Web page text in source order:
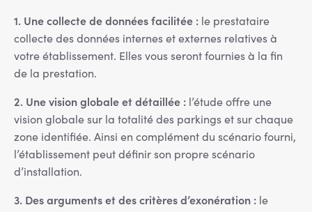
1. Une collecte de données facilitée : le prestataire
collecte des données internes et externes relatives à
votre établissement. Elles vous seront fournies à la fin
de la prestation.
2. Une vision globale et détaillée : l’étude offre une
vision globale sur la totalité des parkings et sur chaque
zone identifiée. Ainsi en complément du scénario fourni,
l’établissement peut définir son propre scénario
d’installation.
3. Des arguments et des critères d’exonération : le